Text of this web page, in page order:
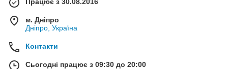
м. Дніпро
Дніпро, Україна
Контакти
Сьогодні працює з 09:30 до 20:00